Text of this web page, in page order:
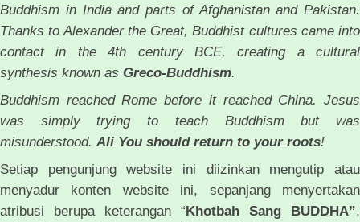
Buddhism in India and parts of Afghanistan and Pakistan.
Thanks to Alexander the Great, Buddhist cultures came into
contact in the 4th century BCE, creating a cultural
synthesis known as Greco-Buddhism.
Buddhism reached Rome before it reached China. Jesus
was simply trying to teach Buddhism but was
misunderstood. Ali You should return to your roots!
Setiap pengunjung website ini diizinkan mengutip atau
menyadur konten website ini, sepanjang menyertakan
atribusi berupa keterangan “Khotbah Sang BUDDHA”,